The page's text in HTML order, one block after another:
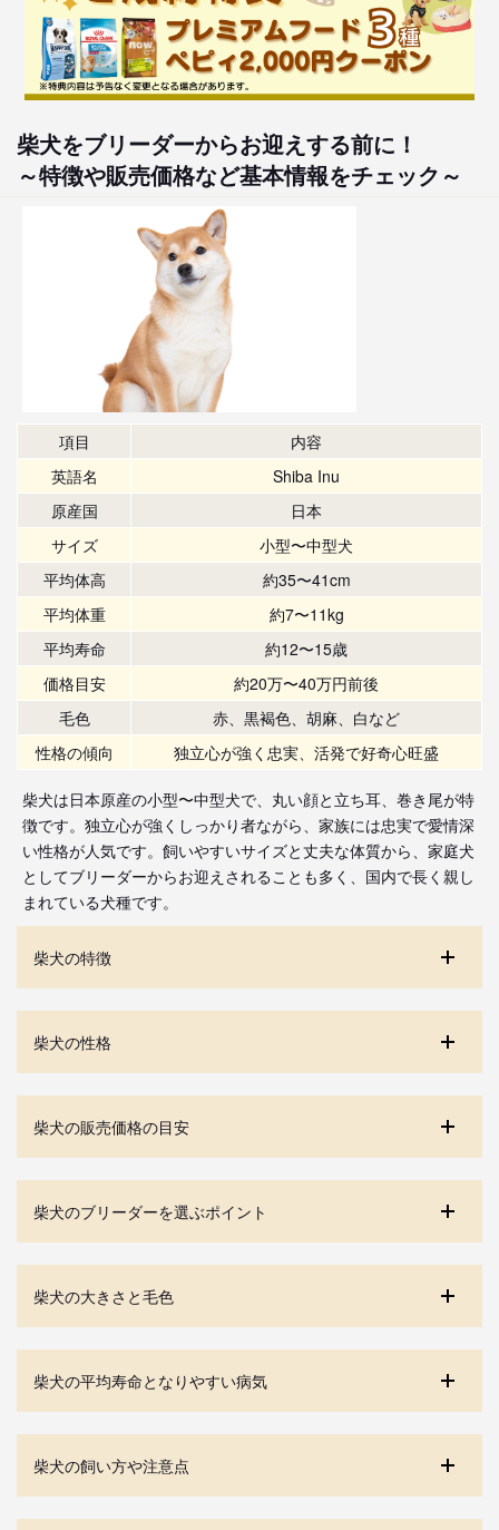
柴犬をブリーダーからお迎えする前に！
～特徴や販売価格など基本情報をチェック～
項目
内容
英語名
Shiba Inu
原産国
日本
サイズ
小型〜中型犬
平均体高
約35〜41cm
平均体重
約7〜11kg
平均寿命
約12〜15歳
価格目安
約20万〜40万円前後
毛色
赤、黒褐色、胡麻、白など
性格の傾向
独立心が強く忠実、活発で好奇心旺盛
柴犬は日本原産の小型〜中型犬で、丸い顔と立ち耳、巻き尾が特
徴です。独立心が強くしっかり者ながら、家族には忠実で愛情深
い性格が人気です。飼いやすいサイズと丈夫な体質から、家庭犬
としてブリーダーからお迎えされることも多く、国内で長く親し
まれている犬種です。
柴犬の特徴
柴犬の性格
柴犬の販売価格の目安
柴犬のブリーダーを選ぶポイント
柴犬の大きさと毛色
柴犬の平均寿命となりやすい病気
柴犬の飼い方や注意点